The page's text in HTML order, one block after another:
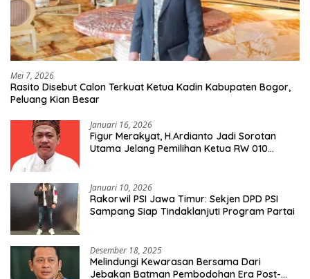
Mei 7, 2026
Rasito Disebut Calon Terkuat Ketua Kadin Kabupaten Bogor,
Peluang Kian Besar
Januari 16, 2026
Figur Merakyat, H.Ardianto Jadi Sorotan
Utama Jelang Pemilihan Ketua RW 010
Januari 10, 2026
Rakorwil PSI Jawa Timur: Sekjen DPD PSI
Sampang Siap Tindaklanjuti Program Partai
Desember 18, 2025
Melindungi Kewarasan Bersama Dari
Jebakan Batman Pembodohan Era Post-